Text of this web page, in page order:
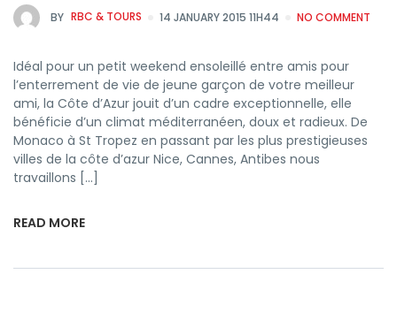
BY RBC & TOURS 14 JANUARY 2015 11H44 NO COMMENT
Idéal pour un petit weekend ensoleillé entre amis pour
l’enterrement de vie de jeune garçon de votre meilleur
ami, la Côte d’Azur jouit d’un cadre exceptionnelle, elle
bénéficie d’un climat méditerranéen, doux et radieux. De
Monaco à St Tropez en passant par les plus prestigieuses
villes de la côte d’azur Nice, Cannes, Antibes nous
travaillons […]
READ MORE